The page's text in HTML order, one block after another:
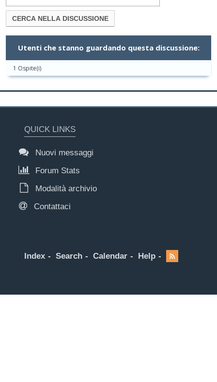
Utenti che stanno guardando questa discussione:
1 Ospite(i)
QUICK LINKS
Nuovi messaggi
Forum Stats
Modalità archivio
Contattaci
Index Search Calendar Help